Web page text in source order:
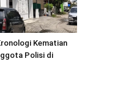
Kematian
Polisi di